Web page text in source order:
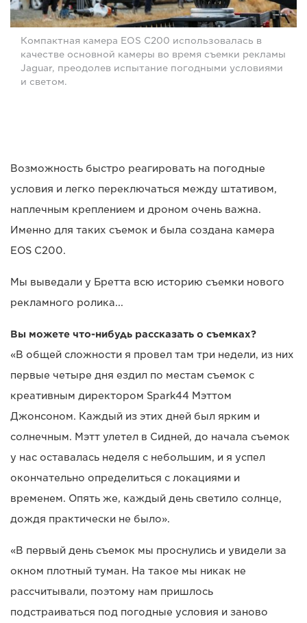
Компактная камера EOS C200 использовалась в
качестве основной камеры во время съемки рекламы
Jaguar, преодолев испытание погодными условиями
и светом.
Возможность быстро реагировать на погодные
условия и легко переключаться между штативом,
наплечным креплением и дроном очень важна.
Именно для таких съемок и была создана камера
EOS C200.
Мы выведали у Бретта всю историю съемки нового
рекламного ролика...
Вы можете что-нибудь рассказать о съемках?
«В общей сложности я провел там три недели, из них
первые четыре дня ездил по местам съемок с
креативным директором Spark44 Мэттом
Джонсоном. Каждый из этих дней был ярким и
солнечным. Мэтт улетел в Сидней, до начала съемок
у нас оставалась неделя с небольшим, и я успел
окончательно определиться с локациями и
временем. Опять же, каждый день светило солнце,
дождя практически не было».
«В первый день съемок мы проснулись и увидели за
окном плотный туман. На такое мы никак не
рассчитывали, поэтому нам пришлось
подстраиваться под погодные условия и заново